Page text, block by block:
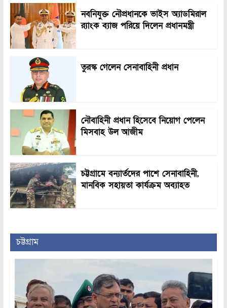
নবনিযুক্ত নৌপ্রধানকে ভাইস অ্যাডমিরাল
র‍্যাংক ব্যাজ পরিয়ে দিলেন প্রধানমন্ত্রী
তুরস্ক গেলেন সেনাবাহিনী প্রধান
নৌবাহিনী প্রধান হিসেবে নিয়োগ পেলেন
মিসবাহ উল আজীম
চট্টগ্রামে বন্যার্তদের পাশে সেনাবাহিনী,
মানবিক সহায়তা কার্যক্রম অব্যাহত
চট্টগ্রাম